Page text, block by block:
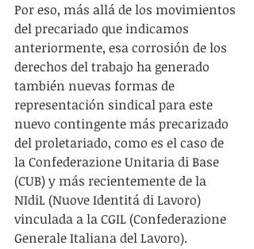
Por eso, más allá de los movimientos
del precariado que indicamos
anteriormente, esa corrosión de los
derechos del trabajo ha generado
también nuevas formas de
representación sindical para este
nuevo contingente más precarizado
del proletariado, como es el caso de
la Confederazione Unitaria di Base
(CUB) y más recientemente de la
NIdiL (Nuove Identitá di Lavoro)
vinculada a la CGIL (Confederazione
Generale Italiana del Lavoro).